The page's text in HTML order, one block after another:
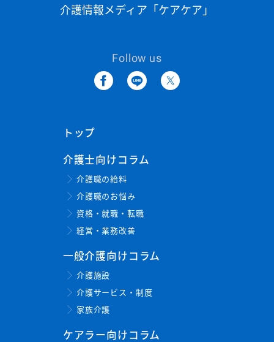
介護情報メディア「ケアケア」
Follow us
トップ
介護士向けコラム
介護職の給料
介護職のお悩み
資格・就職・転職
経営・業務改善
一般介護向けコラム
介護施設
介護サービス・制度
家族介護
ケアラー向けコラム